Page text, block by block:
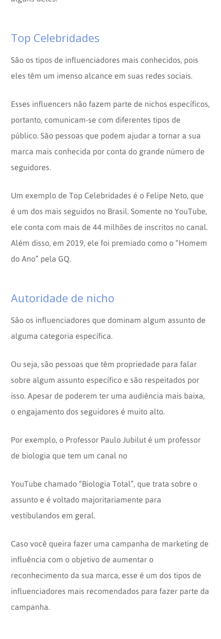
Top Celebridades
São os tipos de influenciadores mais conhecidos, pois
eles têm um imenso alcance em suas redes sociais.
Esses influencers não fazem parte de nichos específicos,
portanto, comunicam-se com diferentes tipos de
público. São pessoas que podem ajudar a tornar a sua
marca mais conhecida por conta do grande número de
seguidores.
Um exemplo de Top Celebridades é o Felipe Neto, que
é um dos mais seguidos no Brasil. Somente no YouTube,
ele conta com mais de 44 milhões de inscritos no canal.
Além disso, em 2019, ele foi premiado como o “Homem
do Ano” pela GQ.
Autoridade de nicho
São os influenciadores que dominam algum assunto de
alguma categoria específica.
Ou seja, são pessoas que têm propriedade para falar
sobre algum assunto específico e são respeitados por
isso. Apesar de poderem ter uma audiência mais baixa,
o engajamento dos seguidores é muito alto.
Por exemplo, o Professor Paulo Jubilut é um professor
de biologia que tem um canal no
YouTube chamado “Biologia Total”, que trata sobre o
assunto e é voltado majoritariamente para
vestibulandos em geral.
Caso você queira fazer uma campanha de marketing de
influência com o objetivo de aumentar o
reconhecimento da sua marca, esse é um dos tipos de
influenciadores mais recomendados para fazer parte da
campanha.